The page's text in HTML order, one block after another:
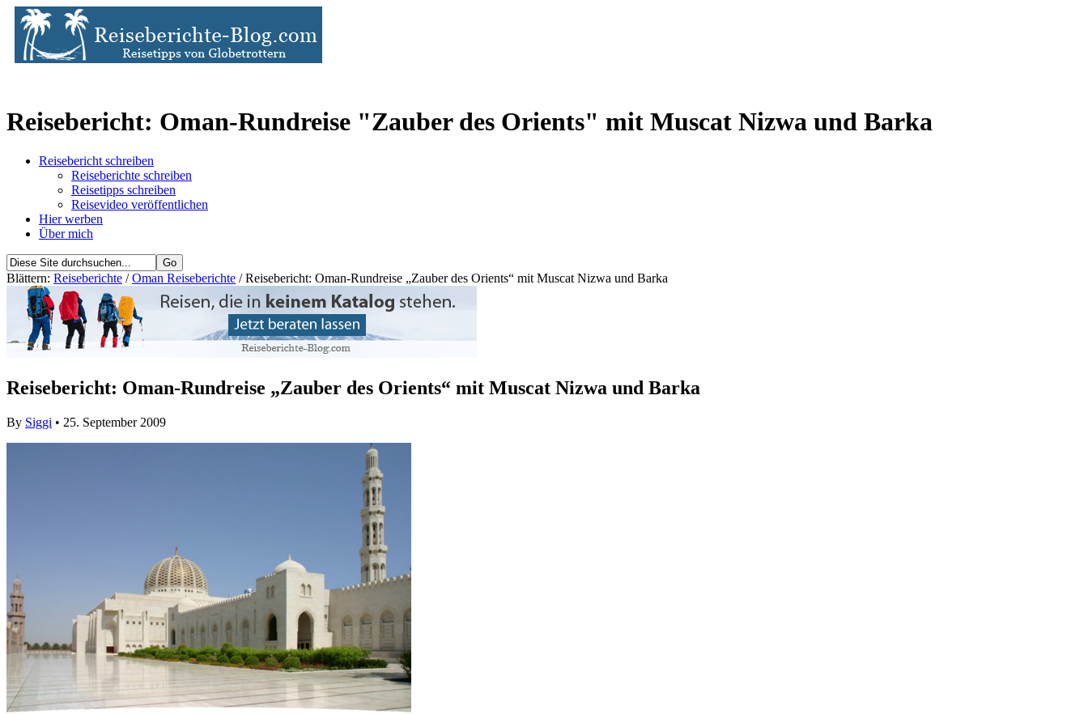
Reisebericht: Oman-Rundreise "Zauber des Orients" mit Muscat Nizwa und Barka
Reisebericht schreiben
Reiseberichte schreiben
Reisetipps schreiben
Reisevideo veröffentlichen
Hier werben
Über mich
Blättern: Reiseberichte /Oman Reiseberichte / Reisebericht: Oman-Rundreise „Zauber des Orients“ mit Muscat Nizwa und Barka
Reisebericht: Oman-Rundreise „Zauber des Orients“ mit Muscat Nizwa und Barka
By Siggi • 25. September 2009